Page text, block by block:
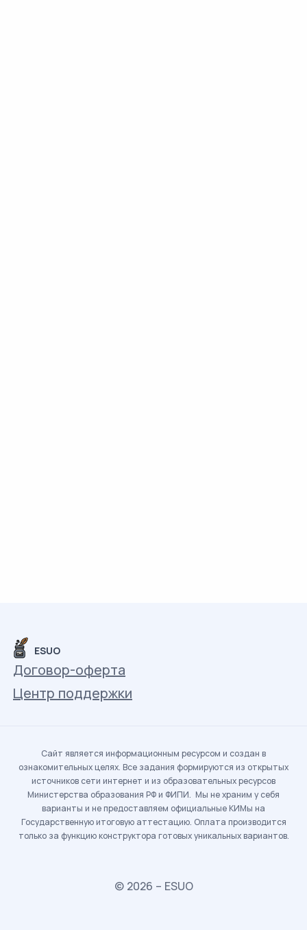
ESUO
Договор-оферта
Центр поддержки
Сайт является информационным ресурсом и создан в
ознакомительных целях. Все задания формируются из открытых
источников сети интернет и из образовательных ресурсов
Министерства образования РФ и ФИПИ. Мы не храним у себя
варианты и не предоставляем официальные КИМы на
Государственную итоговую аттестацию. Оплата производится
только за функцию конструктора готовых уникальных вариантов.
© 2026 – ESUO